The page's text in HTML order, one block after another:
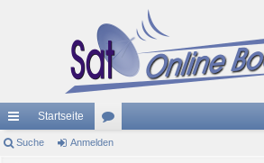
ch
Startseite
or
Suche Anmelden